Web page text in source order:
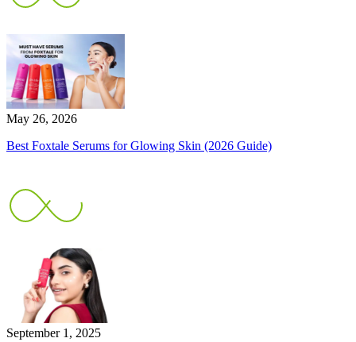
May 26, 2026
Best Foxtale Serums for Glowing Skin (2026 Guide)
September 1, 2025